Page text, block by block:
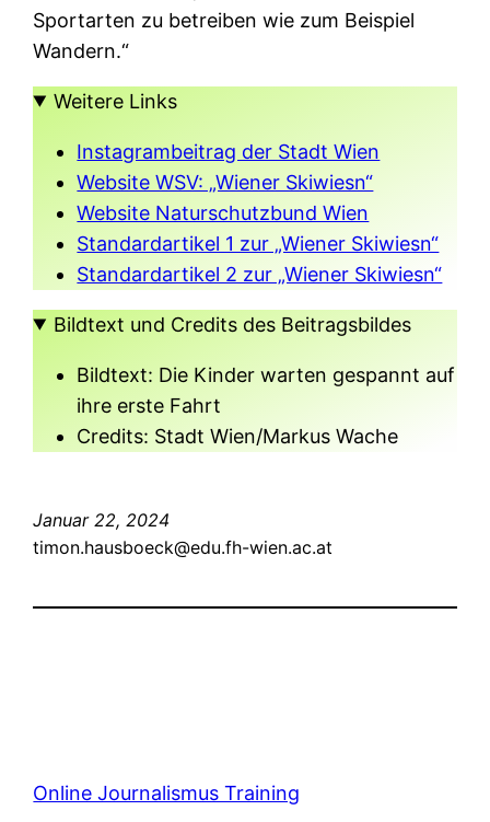
Sportarten zu betreiben wie zum Beispiel
Wandern.“
Weitere Links
Instagrambeitrag der Stadt Wien
Website WSV: „Wiener Skiwiesn“
Website Naturschutzbund Wien
Standardartikel 1 zur „Wiener Skiwiesn“
Standardartikel 2 zur „Wiener Skiwiesn“
Bildtext und Credits des Beitragsbildes
Bildtext: Die Kinder warten gespannt auf
ihre erste Fahrt
Credits: Stadt Wien/Markus Wache
Januar 22, 2024
timon.hausboeck@edu.fh-wien.ac.at
Online Journalismus Training